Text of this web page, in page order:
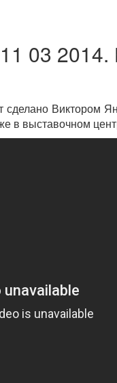
03
сделано Виктором
в выставочном